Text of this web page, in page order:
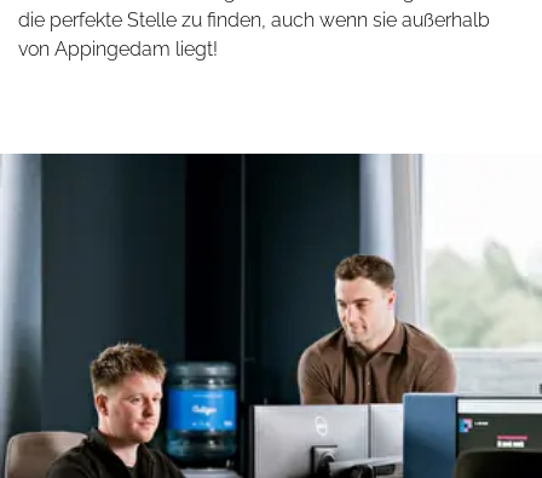
die perfekte Stelle zu finden, auch wenn sie außerhalb
von Appingedam liegt!